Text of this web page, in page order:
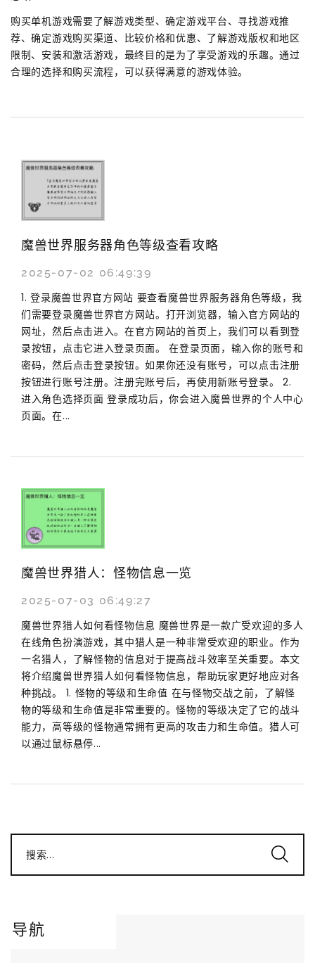
购买单机游戏需要了解游戏类型、确定游戏平台、寻找游戏推
荐、确定游戏购买渠道、比较价格和优惠、了解游戏版权和地区
限制、安装和激活游戏，最终目的是为了享受游戏的乐趣。通过
合理的选择和购买流程，可以获得满意的游戏体验。
魔兽世界服务器角色等级查看攻略
2025-07-02 06:49:39
1. 登录魔兽世界官方网站 要查看魔兽世界服务器角色等级，我
们需要登录魔兽世界官方网站。打开浏览器，输入官方网站的
网址，然后点击进入。在官方网站的首页上，我们可以看到登
录按钮，点击它进入登录页面。 在登录页面，输入你的账号和
密码，然后点击登录按钮。如果你还没有账号，可以点击注册
按钮进行账号注册。注册完账号后，再使用新账号登录。 2.
进入角色选择页面 登录成功后，你会进入魔兽世界的个人中心
页面。在...
魔兽世界猎人：怪物信息一览
2025-07-03 06:49:27
魔兽世界猎人如何看怪物信息 魔兽世界是一款广受欢迎的多人
在线角色扮演游戏，其中猎人是一种非常受欢迎的职业。作为
一名猎人，了解怪物的信息对于提高战斗效率至关重要。本文
将介绍魔兽世界猎人如何看怪物信息，帮助玩家更好地应对各
种挑战。 1. 怪物的等级和生命值 在与怪物交战之前，了解怪
物的等级和生命值是非常重要的。怪物的等级决定了它的战斗
能力，高等级的怪物通常拥有更高的攻击力和生命值。猎人可
以通过鼠标悬停...
搜索...
导航